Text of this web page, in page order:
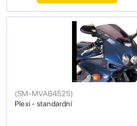
Plexi - standardní
(SM-MVAB4525)